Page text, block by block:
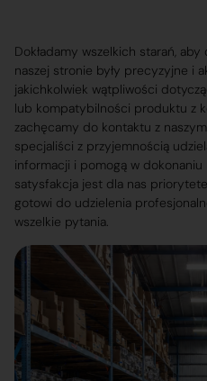
Dokładamy wszelkich starań,
naszej stronie były precyzyjne i
jakichkolwiek wątpliwości
lub kompatybilności produktu z
zachęcamy do kontaktu z
specjaliści z przyjemnością
informacji i pomogą w
satysfakcja jest dla nas
gotowi do udzielenia
wszelkie pytania.